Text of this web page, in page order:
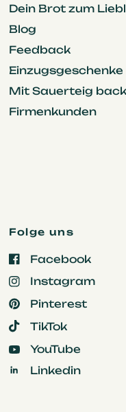
Dein Brot zum
Blog
Feedback
Einzugsgeschenke
Mit Sauerteig
Firmenkunden
Folge uns
Facebook
Instagram
Pinterest
TikTok
YouTube
Linkedin